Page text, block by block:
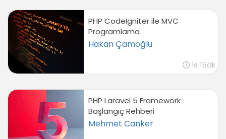
PHP CodeIgniter ile MVC
Programlama
Hakan Çamoğlu
1s 15dk
PHP Laravel 5 Framework
Başlangıç Rehberi
Mehmet Canker